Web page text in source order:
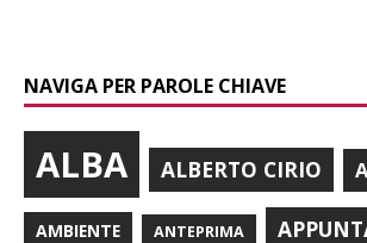
NAVIGA PER PAROLE CHIAVE
ALBA ALBERTO CIRIO
AMBIENTE ANTEPRIMA